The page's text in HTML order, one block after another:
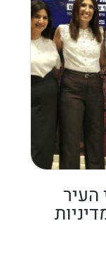
העיר